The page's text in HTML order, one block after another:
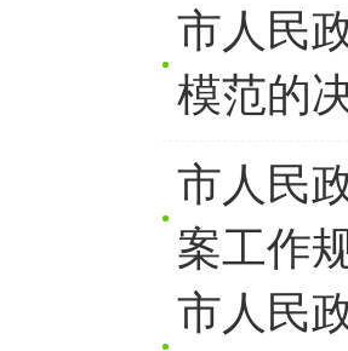
市人民
模范的
市人民
案工作
市人民